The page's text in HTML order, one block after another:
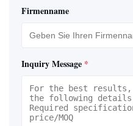
Firmenname
Inquiry Message *